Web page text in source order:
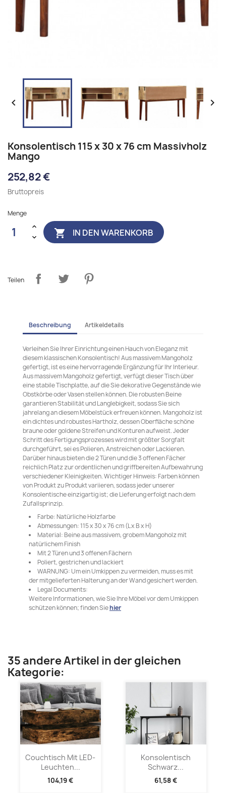
 
Konsolentisch 115 x 30 x 76 cm Massivholz
Mango
252,82 €
Bruttopreis
Menge
 IN DEN WARENKORB
Teilen
Beschreibung Artikeldetails
Verleihen Sie Ihrer Einrichtung einen Hauch von Eleganz mit
diesem klassischen Konsolentisch! Aus massivem Mangoholz
gefertigt, ist es eine hervorragende Ergänzung für Ihr Interieur.
Aus massivem Mangoholz gefertigt, verfügt dieser Tisch über
eine stabile Tischplatte, auf die Sie dekorative Gegenstände wie
Obstkörbe oder Vasen stellen können. Die robusten Beine
garantieren Stabilität und Langlebigkeit, sodass Sie sich
jahrelang an diesem Möbelstück erfreuen können. Mangoholz ist
ein dichtes und robustes Hartholz, dessen Oberfläche schöne
braune oder goldene Streifen und Konturen aufweist. Jeder
Schritt des Fertigungsprozesses wird mit größter Sorgfalt
durchgeführt, sei es Polieren, Anstreichen oder Lackieren.
Darüber hinaus bieten die 2 Türen und die 3 offenen Fächer
reichlich Platz zur ordentlichen und griffbereiten Aufbewahrung
verschiedener Kleinigkeiten. Wichtiger Hinweis: Farben können
von Produkt zu Produkt variieren, sodass jeder unserer
Konsolentische einzigartig ist; die Lieferung erfolgt nach dem
Zufallsprinzip.
Farbe: Natürliche Holzfarbe
Abmessungen: 115 x 30 x 76 cm (L x B x H)
Material: Beine aus massivem, grobem Mangoholz mit
natürlichem Finish
Mit 2 Türen und 3 offenen Fächern
Poliert, gestrichen und lackiert
WARNUNG: Um ein Umkippen zu vermeiden, muss es mit
der mitgelieferten Halterung an der Wand gesichert werden.
Legal Documents:
Weitere Informationen, wie Sie Ihre Möbel vor dem Umkippen
schützen können; finden Siehier
35 andere Artikel in der gleichen
Kategorie:
Couchtisch Mit LED-
Leuchten...
104,19 €
Konsolentisch
Schwarz...
61,58 €